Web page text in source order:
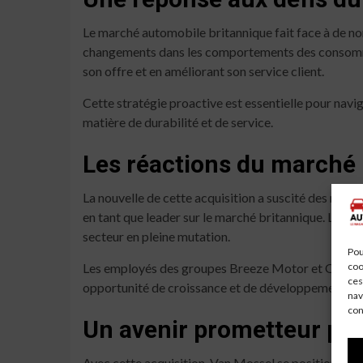
Le marché automobile britannique fait face à de
changements dans les comportements des
son offre et en améliorant son service client.
Cette stratégie proactive est essentielle pour
matière de durabilité et de service.
Les réactions du marché
La nouvelle de cette acquisition a suscité des
en tant que leader sur le marché britannique. Les
secteur en pleine mutation.
Les employés des groupes Breeze Motor et
opportunité de croissance et de développement
Un avenir prometteur